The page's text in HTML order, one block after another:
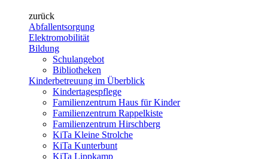
zurück
Abfallentsorgung
Elektromobilität
Bildung
Schulangebot
Bibliotheken
Kinderbetreuung im Überblick
Kindertagespflege
Familienzentrum Haus für Kinder
Familienzentrum Rappelkiste
Familienzentrum Hirschberg
KiTa Kleine Strolche
KiTa Kunterbunt
KiTa Lippkamp